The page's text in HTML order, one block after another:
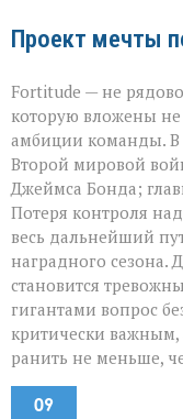
Проект мечты
Fortitude — не
которую вложены
амбиции команды.
Второй мировой
Джеймса Бонда;
Потеря контроля
весь дальнейший
наградного сезона.
становится
гигантами вопрос
критически важным,
ранить не меньше,
09